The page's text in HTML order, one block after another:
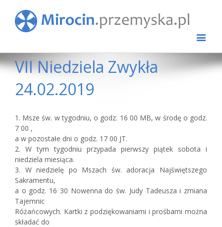
VII Niedziela Zwykła
24.02.2019
1. Msze św. w tygodniu, o godz. 16 00 MB, w środę o godz.
7 00 ,
a w pozostałe dni o godz. 17 00 JT.
2. W tym tygodniu przypada pierwszy piątek sobota i
niedziela miesiąca.
3. W niedzielę po Mszach św. adoracja Najświętszego
Sakramentu,
a o godz. 16 30 Nowenna do św. Judy Tadeusza i zmiana
Tajemnic
Różańcowych. Kartki z podziękowaniami i prośbami można
składać do